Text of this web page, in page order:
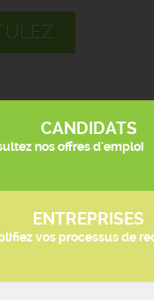
CANDIDATS
nos offres d'emploi
ENTREPRISES
vos processus de